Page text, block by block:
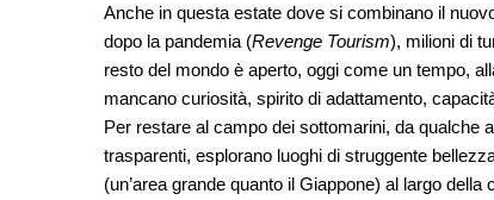
Anche in questa estate dove si combinano il
dopo la pandemia (Revenge Tourism), milioni di
resto del mondo è aperto, oggi come un tempo,
mancano curiosità, spirito di adattamento,
Per restare al campo dei sottomarini, da qualche
trasparenti, esplorano luoghi di struggente
(un’area grande quanto il Giappone) al largo della